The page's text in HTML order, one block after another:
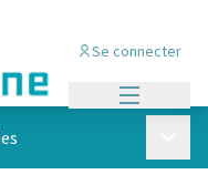
Se connecter